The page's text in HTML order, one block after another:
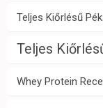
Teljes Kiőrlésű
Teljes
Whey Protein